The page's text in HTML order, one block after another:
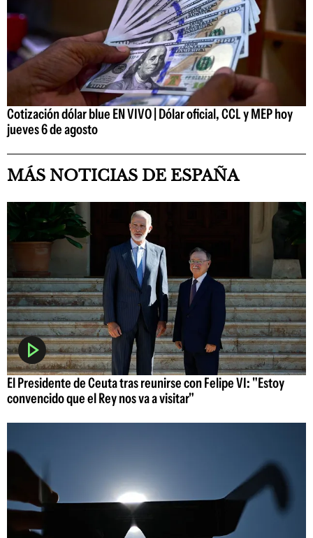
Cotización dólar blue EN VIVO | Dólar oficial, CCL y MEP hoy
jueves 6 de agosto
MÁS NOTICIAS DE ESPAÑA
El Presidente de Ceuta tras reunirse con Felipe VI: "Estoy
convencido que el Rey nos va a visitar"